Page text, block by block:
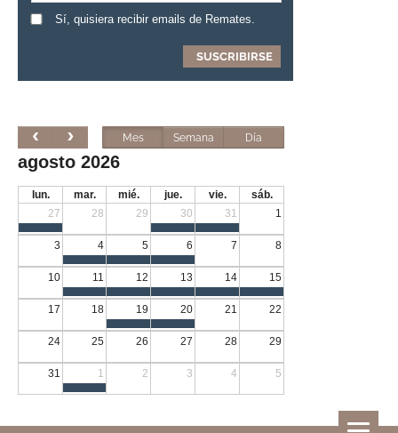
Sí, quisiera recibir emails de Remates.
Mes Semana Día
agosto 2026
lun. mar. mié. jue. vie.
sáb.
27
28 29 30 31 1
3 4 5 6 7 8
10 11 12 13 14 15
17 18 19 20 21 22
24 25 26 27 28 29
31 1 2 3 4 5